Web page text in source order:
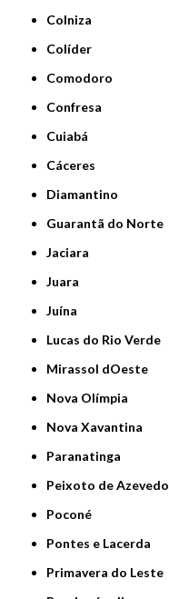
Colniza
Colíder
Comodoro
Confresa
Cuiabá
Cáceres
Diamantino
Guarantã do Norte
Jaciara
Juara
Juína
Lucas do Rio Verde
Mirassol dOeste
Nova Olímpia
Nova Xavantina
Paranatinga
Peixoto de Azevedo
Poconé
Pontes e Lacerda
Primavera do Leste